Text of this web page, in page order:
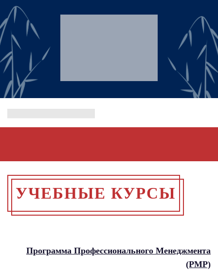
УЧЕБНЫЕ КУРСЫ
Программа Профессионального Менеджмента
(PMP)